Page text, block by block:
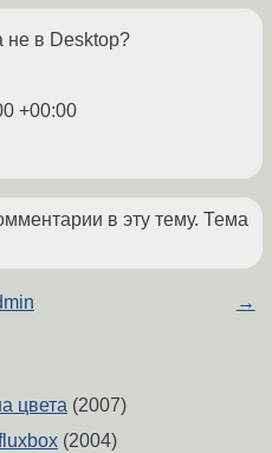
не в Desktop?
+00:00
в эту тему. Тема
→
цвета (2007)
(2004)